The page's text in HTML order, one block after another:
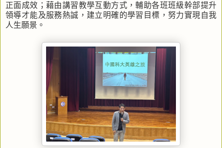
正面成效；藉由講習教學互動方式，輔助各班班級幹部提升
領導才能及服務熱誠，建立明確的學習目標，努力實現自我
人生願景。